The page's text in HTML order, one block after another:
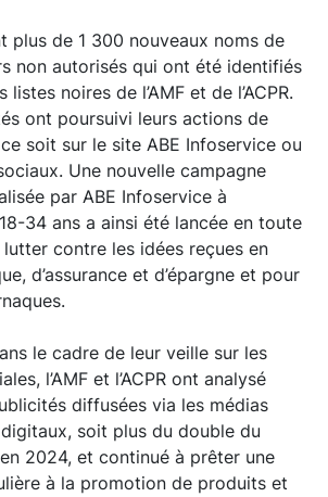
plus de 1 300 nouveaux noms de
non autorisés qui ont été identifiés
noires de l’AMF et de l’ACPR.
ont poursuivi leurs actions de
soit sur le site ABE Infoservice ou
Une nouvelle campagne
par ABE Infoservice à
34 ans a ainsi été lancée en toute
lutter contre les idées reçues en
d’assurance et d’épargne et pour
le cadre de leur veille sur les
l’AMF et l’ACPR ont analysé
diffusées via les médias
soit plus du double du
2024, et continué à prêter une
à la promotion de produits et